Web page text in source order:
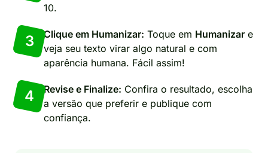
10.
3 Clique em Humanizar: Toque em Humanizar e
veja seu texto virar algo natural e com
aparência humana. Fácil assim!
4 Revise e Finalize: Confira o resultado, escolha
a versão que preferir e publique com
confiança.